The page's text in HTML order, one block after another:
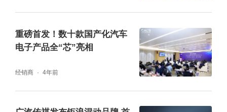
造更丰富的场景。车能够和用户互动，不断创
造丰富场景。用户也可以成为开发者，探索和
重磅首发！数十款国产化汽车
电子产品全“芯”亮相
经销商 4年前